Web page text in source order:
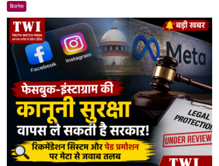
5
दिनों
में
सोना
₹7,064
और
चांदी
₹14,094
महंगी,
रिकॉर्ड
स्तर
के
करीब
बिजनेस